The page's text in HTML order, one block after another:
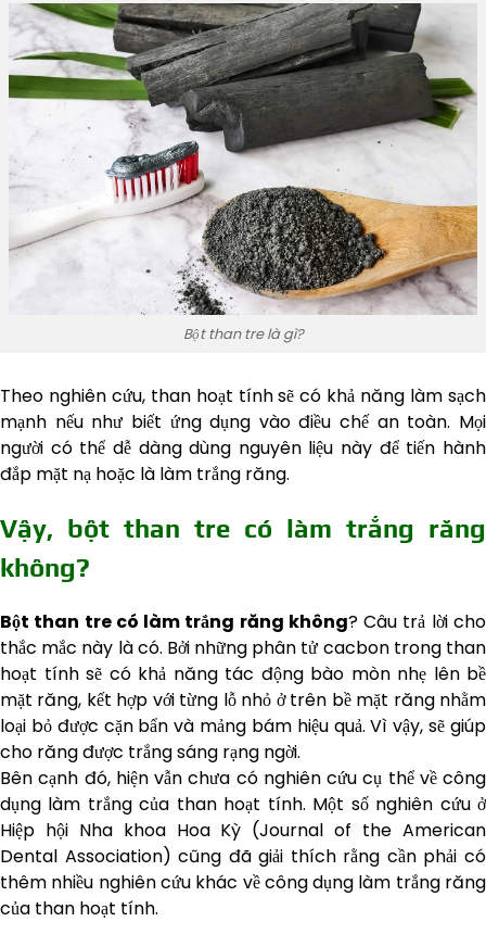
Bột than tre là gì?
Theo nghiên cứu, than hoạt tính sẽ có khả năng làm sạch
mạnh nếu như biết ứng dụng vào điều chế an toàn. Mọi
người có thể dễ dàng dùng nguyên liệu này để tiến hành
đắp mặt nạ hoặc là làm trắng răng.
Vậy, bột than tre có làm trắng răng
không?
Bột than tre có làm trắng răng không? Câu trả lời cho
thắc mắc này là có. Bởi những phân tử cacbon trong than
hoạt tính sẽ có khả năng tác động bào mòn nhẹ lên bề
mặt răng, kết hợp với từng lỗ nhỏ ở trên bề mặt răng nhằm
loại bỏ được cặn bẩn và mảng bám hiệu quả. Vì vậy, sẽ giúp
cho răng được trắng sáng rạng ngời.
Bên cạnh đó, hiện vẫn chưa có nghiên cứu cụ thể về công
dụng làm trắng của than hoạt tính. Một số nghiên cứu ở
Hiệp hội Nha khoa Hoa Kỳ (Journal of the American
Dental Association) cũng đã giải thích rằng cần phải có
thêm nhiều nghiên cứu khác về công dụng làm trắng răng
của than hoạt tính.